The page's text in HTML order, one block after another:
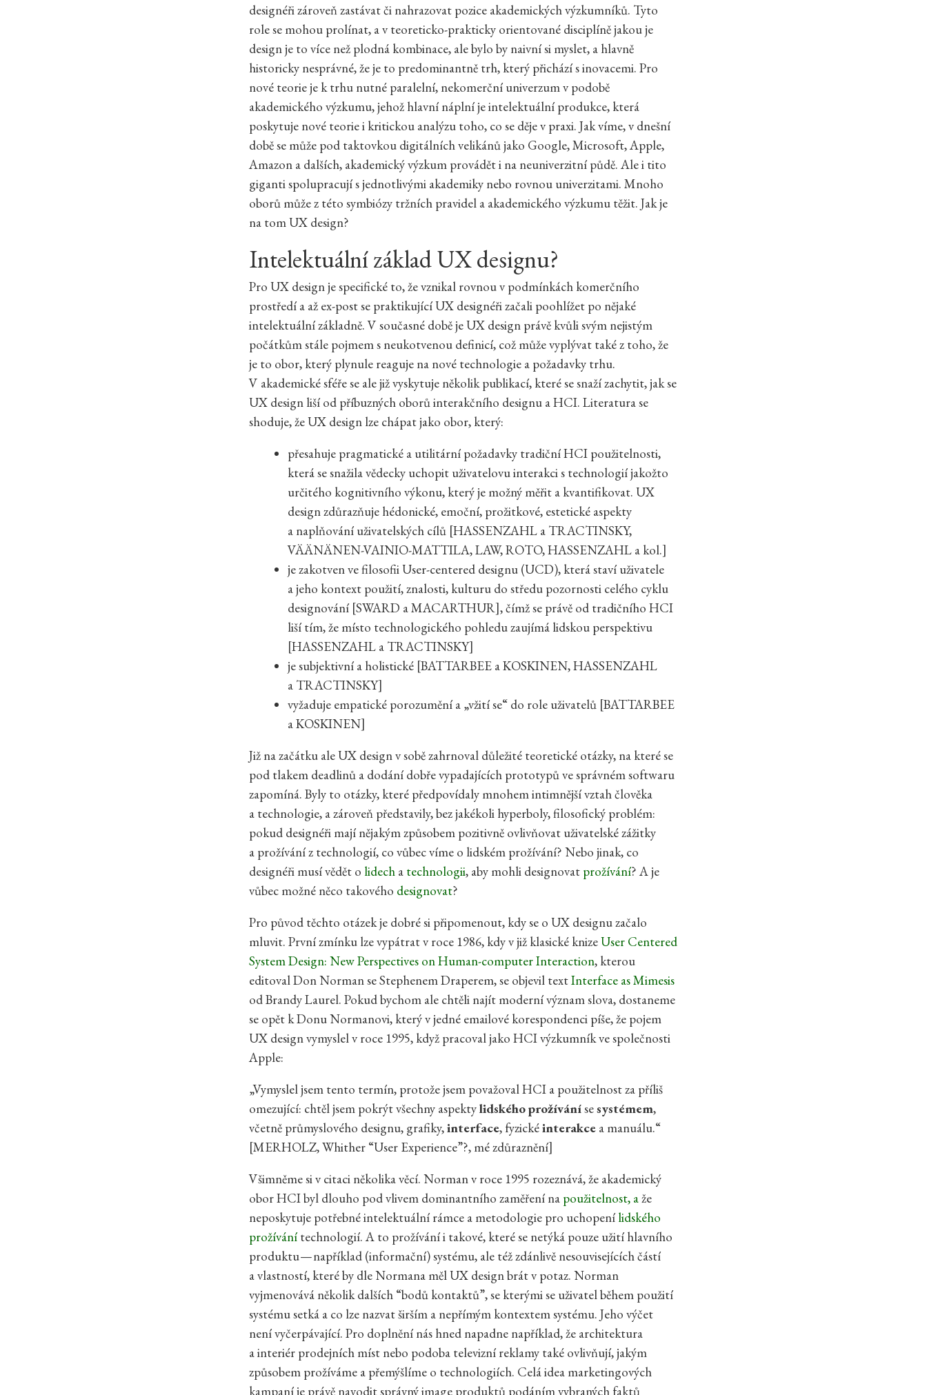
designéři zároveň zastávat či nahrazovat pozice akademických výzkumníků. Tyto
role se mohou prolínat, a v teoreticko-prakticky orientované disciplíně jakou je
design je to více než plodná kombinace, ale bylo by naivní si myslet, a hlavně
historicky nesprávné, že je to predominantně trh, který přichází s inovacemi. Pro
nové teorie je k trhu nutné paralelní, nekomerční univerzum v podobě
akademického výzkumu, jehož hlavní náplní je intelektuální produkce, která
poskytuje nové teorie i kritickou analýzu toho, co se děje v praxi. Jak víme, v dnešní
době se může pod taktovkou digitálních velikánů jako Google, Microsoft, Apple,
Amazon a dalších, akademický výzkum provádět i na neuniverzitní půdě. Ale i tito
giganti spolupracují s jednotlivými akademiky nebo rovnou univerzitami. Mnoho
oborů může z této symbiózy tržních pravidel a akademického výzkumu těžit. Jak je
na tom UX design?
Intelektuální základ UX designu?
Pro UX design je specifické to, že vznikal rovnou v podmínkách komerčního
prostředí a až ex-post se praktikující UX designéři začali poohlížet po nějaké
intelektuální základně. V současné době je UX design právě kvůli svým nejistým
počátkům stále pojmem s neukotvenou definicí, což může vyplývat také z toho, že
je to obor, který plynule reaguje na nové technologie a požadavky trhu.
V akademické sféře se ale již vyskytuje několik publikací, které se snaží zachytit, jak se
UX design liší od příbuzných oborů interakčního designu a HCI. Literatura se
shoduje, že UX design lze chápat jako obor, který:
přesahuje pragmatické a utilitární požadavky tradiční HCI použitelnosti,
která se snažila vědecky uchopit uživatelovu interakci s technologií jakožto
určitého kognitivního výkonu, který je možný měřit a kvantifikovat. UX
design zdůrazňuje hédonické, emoční, prožitkové, estetické aspekty
a naplňování uživatelských cílů [HASSENZAHL a TRACTINSKY,
VÄÄNÄNEN-VAINIO-MATTILA, LAW, ROTO, HASSENZAHL a kol.]
je zakotven ve filosofii User-centered designu (UCD), která staví uživatele
a jeho kontext použití, znalosti, kulturu do středu pozornosti celého cyklu
designování [SWARD a MACARTHUR], čímž se právě od tradičního HCI
liší tím, že místo technologického pohledu zaujímá lidskou perspektivu
[HASSENZAHL a TRACTINSKY]
je subjektivní a holistické [BATTARBEE a KOSKINEN, HASSENZAHL
a TRACTINSKY]
vyžaduje empatické porozumění a „vžití se“ do role uživatelů [BATTARBEE
a KOSKINEN]
Již na začátku ale UX design v sobě zahrnoval důležité teoretické otázky, na které se
pod tlakem deadlinů a dodání dobře vypadajících prototypů ve správném softwaru
zapomíná. Byly to otázky, které předpovídaly mnohem intimnější vztah člověka
a technologie, a zároveň představily, bez jakékoli hyperboly, filosofický problém:
pokud designéři mají nějakým způsobem pozitivně ovlivňovat uživatelské zážitky
a prožívání z technologií, co vůbec víme o lidském prožívání? Nebo jinak, co
designéři musí vědět o lidech a technologii, aby mohli designovat prožívání? A je
vůbec možné něco takového designovat?
Pro původ těchto otázek je dobré si připomenout, kdy se o UX designu začalo
mluvit. První zmínku lze vypátrat v roce 1986, kdy v již klasické knizeUser Centered
System Design: New Perspectives on Human-computer Interaction, kterou
editoval Don Norman se Stephenem Draperem, se objevil textInterface as Mimesis
od Brandy Laurel. Pokud bychom ale chtěli najít moderní význam slova, dostaneme
se opět k Donu Normanovi, který v jedné emailové korespondenci píše, že pojem
UX design vymyslel v roce 1995, když pracoval jako HCI výzkumník ve společnosti
Apple:
„Vymyslel jsem tento termín, protože jsem považoval HCI a použitelnost za příliš
omezující: chtěl jsem pokrýt všechny aspektylidského prožívánísesystémem,
včetně průmyslového designu, grafiky,interface, fyzickéinterakce a manuálu.“
[MERHOLZ, Whither “User Experience”?, mé zdůraznění]
Všimněme si v citaci několika věcí. Norman v roce 1995 rozeznává, že akademický
obor HCI byl dlouho pod vlivem dominantního zaměření na použitelnost, aže
neposkytuje potřebné intelektuální rámce a metodologie pro uchopení lidského
prožívání technologií. A to prožívání i takové, které se netýká pouze užití hlavního
produktu — například (informační) systému, ale též zdánlivě nesouvisejících částí
a vlastností, které by dle Normana měl UX design brát v potaz. Norman
vyjmenovává několik dalších “bodů kontaktů”, se kterými se uživatel během použití
systému setká a co lze nazvat širším a nepřímým kontextem systému. Jeho výčet
není vyčerpávající. Pro doplnění nás hned napadne například, že architektura
a interiér prodejních míst nebo podoba televizní reklamy také ovlivňují, jakým
způsobem prožíváme a přemýšlíme o technologiích. Celá idea marketingových
kampaní je právě navodit správný image produktů podáním vybraných faktů